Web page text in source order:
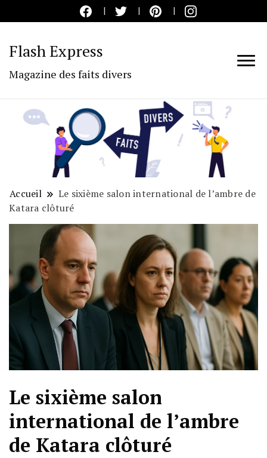
Flash Express
Magazine des faits divers
Accueil
Le sixième salon international de l’ambre de
Katara clôturé
Le sixième salon
international de l’ambre
de Katara clôturé